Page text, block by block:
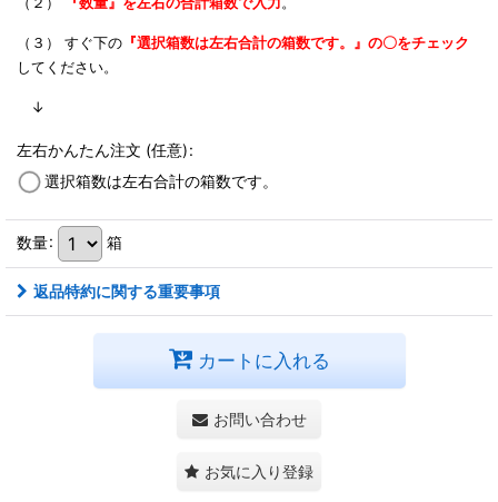
（３） すぐ下の 『選択箱数は左右合計の箱数です。』の〇をチェック
してください。
↓
左右かんたん注文 (任意):
選択箱数は左右合計の箱数です。
数量: 箱
返品特約に関する重要事項
カートに入れる
お問い合わせ
お気に入り登録